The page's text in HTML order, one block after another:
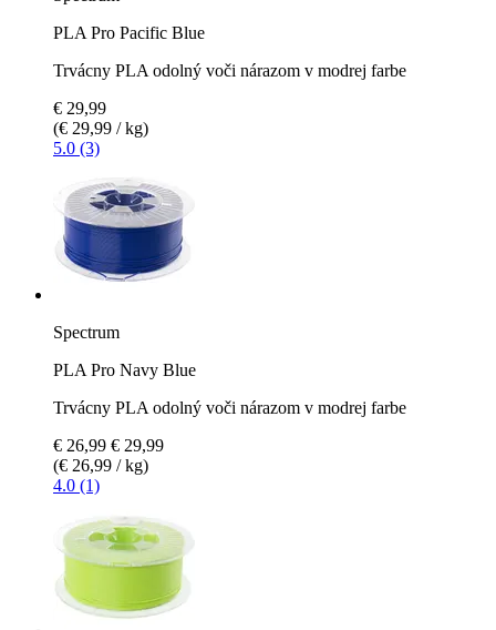
PLA Pro Pacific Blue
Trvácny PLA odolný voči nárazom v modrej farbe
€ 29,99
(€ 29,99 / kg)
5.0 (3)
Spectrum
PLA Pro Navy Blue
Trvácny PLA odolný voči nárazom v modrej farbe
€ 26,99 € 29,99
(€ 26,99 / kg)
4.0 (1)